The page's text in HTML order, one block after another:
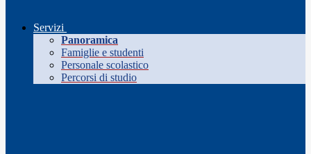
Servizi
Panoramica
Famiglie e studenti
Personale scolastico
Percorsi di studio